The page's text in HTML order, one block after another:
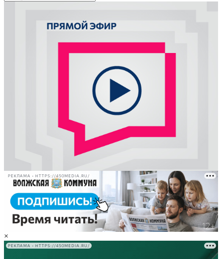
РЕКЛАМА • HTTPS://450MEDIA.RU/
×
РЕКЛАМА • HTTPS://450MEDIA.RU/